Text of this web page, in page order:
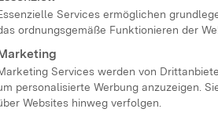
in meinem Stadtteil
sein: Mit Künstlicher
wie ChatGPT
ganze Bilderwelten.
Services ermöglichen
ordnungsgemäße Funktionieren der
Services werden von
personalisierte Werbung anzuzeigen.
Websites hinweg verfolgen.